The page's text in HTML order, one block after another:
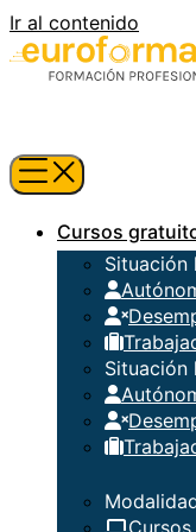
Ir al contenido
Cursos
Situación
Situación